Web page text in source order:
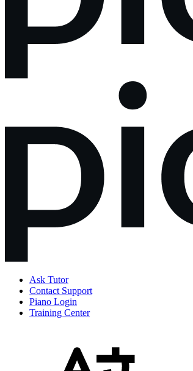
Ask Tutor
Contact Support
Piano Login
Training Center